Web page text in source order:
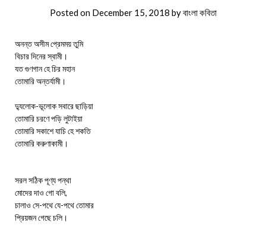
Posted on December 15, 2018 byবাংলা কবিতা
অনন্ত অসীম প্রেমময় তুমি
বিচার দিনের স্বামী।
যত গুণগান হে চির মহান
তোমারি অন্তর্যামী।
দ্যুলোক-ভূলোক সবারে ছাড়িয়া
তোমারি চরণে পড়ি লুটাইয়া
তোমারি সকাশে যাচি হে শকতি
তোমারি করুণাকামী।
সরল সঠিক পূণ্য পন্থা
মোদের দাও গো বলি,
চালাও সে-পথে যে-পথে তোমার
প্রিয়জন গেছে চলি।